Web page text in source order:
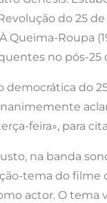
do 25
Roupa
no pós-25
do
feira», para
na banda
tema do filme
actor. O tema